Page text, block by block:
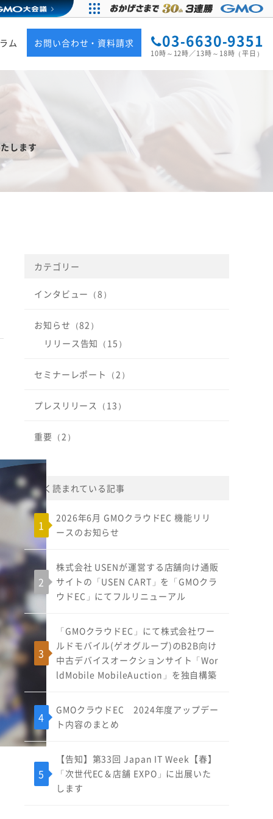
ム お問い合わせ・資料請求 03-6630-9351
10時～12時／13時～18時（平日）
します
カテゴリー
インタビュー（8）
お知らせ（82）
リリース告知（15）
セミナーレポート（2）
プレスリリース（13）
重要（2）
よく読まれている記事
2026年6月 GMOクラウドEC 機能リリ
ースのお知らせ
株式会社 USENが運営する店舗向け通販
サイトの「USEN CART」を「GMOクラ
ウドEC」にてフルリニューアル
「GMOクラウドEC」にて株式会社ワー
ルドモバイル(ゲオグループ)のB2B向け
中古デバイスオークションサイト「Wor
ldMobile MobileAuction」を独自構築
GMOクラウドEC 2024年度アップデー
ト内容のまとめ
【告知】第33回 Japan IT Week【春】
「次世代EC＆店舗 EXPO」に出展いた
します